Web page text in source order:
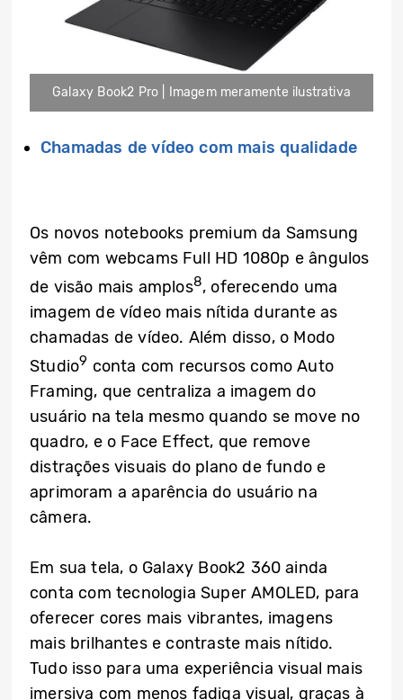
Galaxy Book2 Pro | Imagem meramente ilustrativa
Chamadas de vídeo com mais qualidade
Os novos notebooks premium da Samsung
vêm com webcams Full HD 1080p e ângulos
de visão mais amplos8, oferecendo uma
imagem de vídeo mais nítida durante as
chamadas de vídeo. Além disso, o Modo
Studio9 conta com recursos como Auto
Framing, que centraliza a imagem do
usuário na tela mesmo quando se move no
quadro, e o Face Effect, que remove
distrações visuais do plano de fundo e
aprimoram a aparência do usuário na
câmera.
Em sua tela, o Galaxy Book2 360 ainda
conta com tecnologia Super AMOLED, para
oferecer cores mais vibrantes, imagens
mais brilhantes e contraste mais nítido.
Tudo isso para uma experiência visual mais
imersiva com menos fadiga visual, graças à